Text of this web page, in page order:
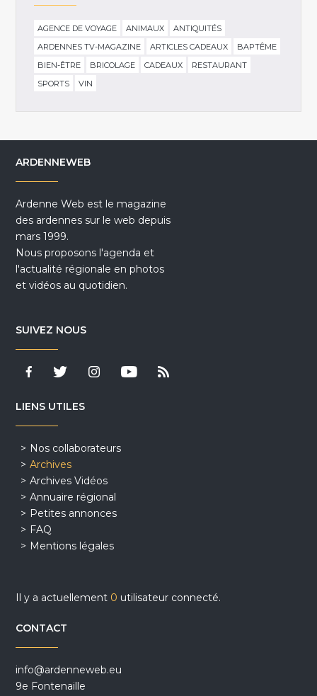
AGENCE DE VOYAGE ANIMAUX
ANTIQUITÉS
ARDENNES TV-MAGAZINE
ARTICLES CADEAUX
BAPTÊME
BIEN-ÊTRE
BRICOLAGE CADEAUX
RESTAURANT
SPORTS
VIN
ARDENNEWEB
Ardenne Web est le magazine
des ardennes sur le web depuis
mars 1999.
Nous proposons l'agenda et
l'actualité régionale en photos
et vidéos au quotidien.
SUIVEZ NOUS
LIENS UTILES
Nos collaborateurs
Archives
Archives Vidéos
Annuaire régional
Petites annonces
FAQ
Mentions légales
Il y a actuellement 0 utilisateur connecté.
CONTACT
info@ardenneweb.eu
9e Fontenaille